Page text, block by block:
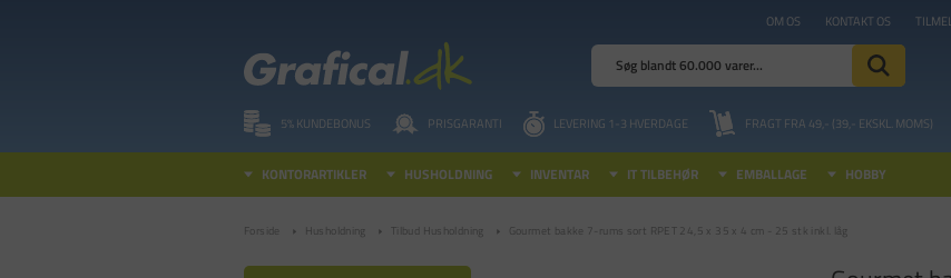
OM OS KONTAKT OS
5% KUNDEBONUS PRISGARANTI LEVERING 1-3 HVERDAGE FRAGT FRA 49,- (39,- EKSKL. MOMS)
KONTORARTIKLER HUSHOLDNING INVENTAR IT TILBEHØR EMBALLAGE HOBBY
Forside Husholdning Tilbud Husholdning Gourmet bakke 7-rums sort RPET 24,5 x 35 x 4 cm - 25 stk inkl. låg